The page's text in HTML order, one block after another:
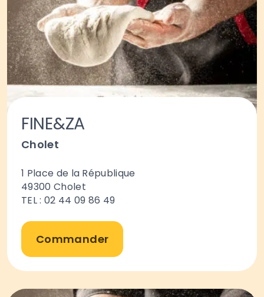
FINE&ZA
Cholet
1 Place de la République
49300 Cholet
TEL : 02 44 09 86 49
Commander